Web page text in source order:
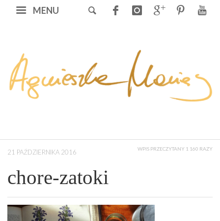
MENU
21 PAŹDZIERNIKA 2016 WPIS PRZECZYTANY 1 160 RAZY
chore-zatoki